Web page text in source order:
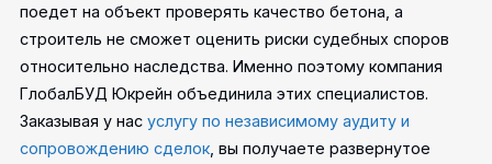
поедет на объект проверять качество бетона, а
строитель не сможет оценить риски судебных споров
относительно наследства. Именно поэтому компания
ГлобалБУД Юкрейн объединила этих специалистов.
Заказывая у нас услугу по независимому аудиту и
сопровождению сделок , вы получаете развернутое